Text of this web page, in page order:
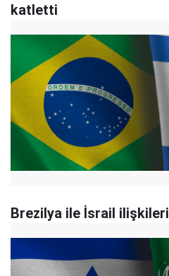
katletti
Brezilya ile İsrail